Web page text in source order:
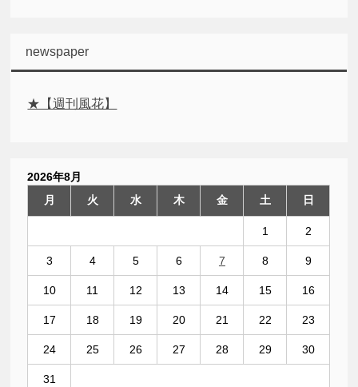
newspaper
★【週刊風花】
2026年8月
月
火 水 木 金 土 日
1 2
3 4 5 6 7 8 9
10 11 12 13 14 15 16
17 18 19 20 21 22 23
24 25 26 27 28 29 30
31